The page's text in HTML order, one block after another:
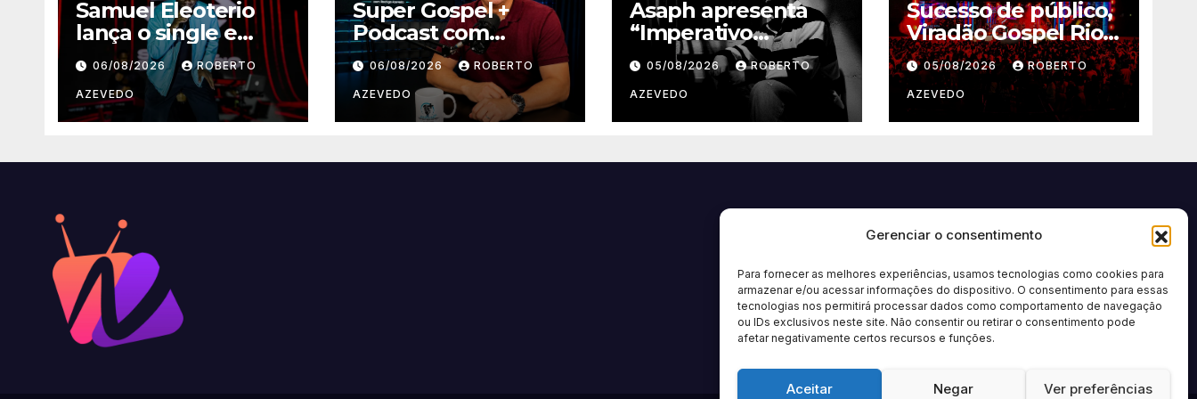
Gerenciar o consentimento
Para fornecer as melhores experiências, usamos tecnologias como cookies para
armazenar e/ou acessar informações do dispositivo. O consentimento para essas
tecnologias nos permitirá processar dados como comportamento de navegação
ou IDs exclusivos neste site. Não consentir ou retirar o consentimento pode
afetar negativamente certos recursos e funções.
Aceitar Negar Ver preferências
Samuel Eleoterio
lança o single e
videoclipe de “Vai
na Marcha”
06/08/2026 ROBERTO
AZEVEDO
Super Gospel +
Podcast com
Rodrigo Azevedo
estreia nova
temporada e reúne
grandes nomes da
brasileira
06/08/2026 ROBERTO
AZEVEDO
Asaph apresenta
“Imperativo
Categórico”,
segunda música de
trabalho de seu
novo álbum pela
05/08/2026 ROBERTO
AZEVEDO
Sucesso de público,
Viradão Gospel Rio
recebe 100 mil
pessoas nas
atividades
realizadas pela
05/08/2026 ROBERTO
AZEVEDO